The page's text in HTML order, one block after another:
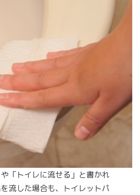
や「トイレに流せる」と書かれ
流した場合も、トイレットパ